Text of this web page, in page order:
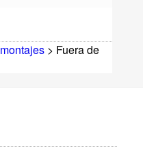
montajes> Fuera de